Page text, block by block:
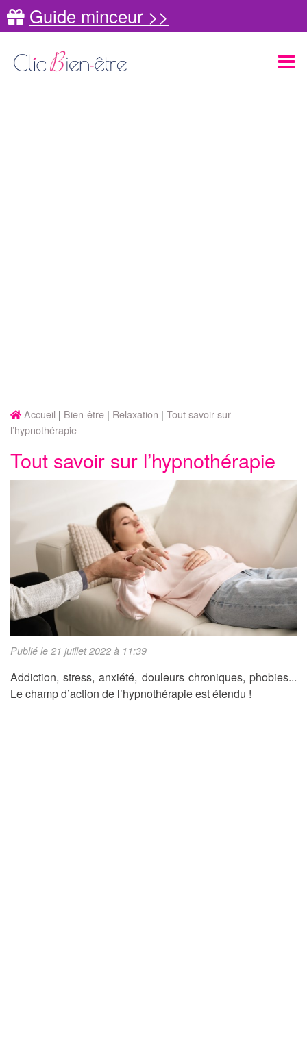
Guide minceur >>
Accueil Bien-être Relaxation
Tout savoir sur
l’hypnothérapie
Tout savoir sur l’hypnothérapie
Publié le 21 juillet 2022 à 11:39
Addiction, stress, anxiété, douleurs chroniques, phobies...
Le champ d’action de l’hypnothérapie est étendu !